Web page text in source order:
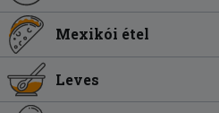
Mexikói étel
Leves